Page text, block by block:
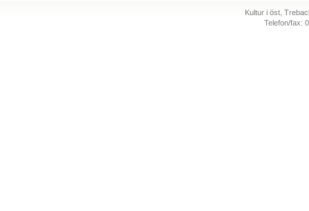
Kultur i öst,
Telefon/fax: